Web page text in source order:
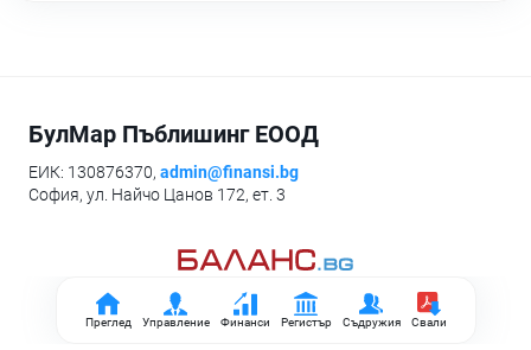
Преглед Управление Финанси Регистър Съдружия Свали
БулМар Пъблишинг ЕООД
ЕИК: 130876370, admin@finansi.bg
София, ул. Найчо Цанов 172, ет. 3